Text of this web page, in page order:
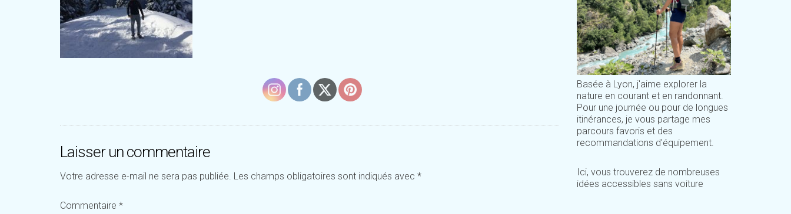
Laisser un commentaire
Votre adresse e-mail ne sera pas publiée. Les champs obligatoires sont indiqués avec *
Commentaire *
Basée à Lyon, j'aime explorer la
nature en courant et en randonnant.
Pour une journée ou pour de longues
itinérances, je vous partage mes
parcours favoris et des
recommandations d'équipement.
Ici, vous trouverez de nombreuses
idées accessibles sans voiture